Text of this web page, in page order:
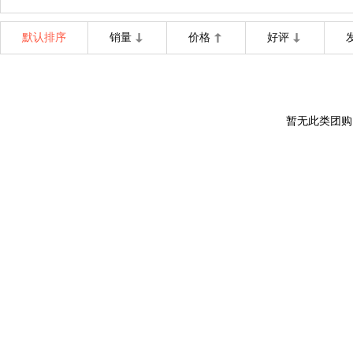
默认排序 销量 价格 好评
暂无此类团